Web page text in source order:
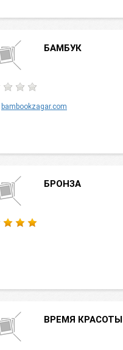
БАМБУК
bambookzagar.com
БРОНЗА
ВРЕМЯ КРАСОТЫ